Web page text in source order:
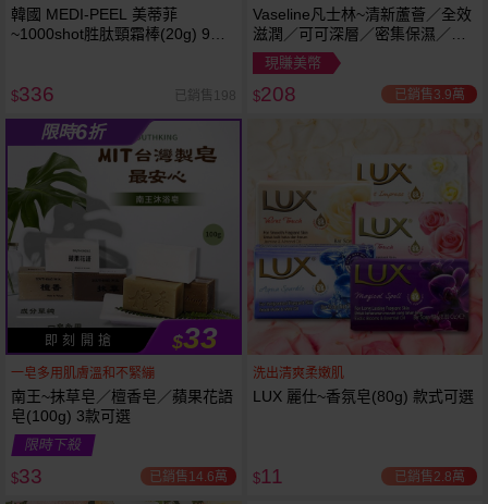
韓國 MEDI-PEEL 美蒂菲
~1000shot胜肽頸霜棒(20g) 9種
$336 已銷售198
Vaseline凡士林~清新蘆薈／全效
滋潤／可可深層／密集保濕／淨
白透亮 乳液(725ml) 款式可選 加
大容量
現賺美幣
$208 已銷售3.9萬
限時6折
即 刻 開 搶 $33
一皂多用肌膚溫和不緊繃
南王~抹草皂／檀香皂／蘋果花語
皂(100g) 3款可選
限時下殺
$33 已銷售14.6萬
洗出清爽柔嫩肌
LUX 麗仕~香氛皂(80g) 款式可選
$11 已銷售2.8萬